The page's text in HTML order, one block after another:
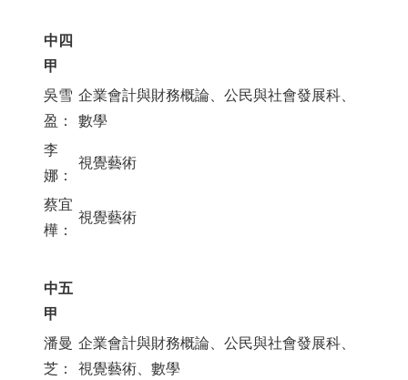
中四
甲
吳雪
盈：
企業會計與財務概論、公民與社會發展科、
數學
李
娜：
視覺藝術
蔡宜
樺：
視覺藝術
中五
甲
潘曼
芝：
企業會計與財務概論、公民與社會發展科、
視覺藝術、數學